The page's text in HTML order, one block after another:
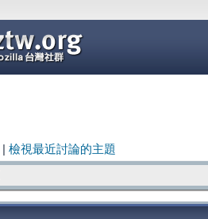
檢視最近討論的主題